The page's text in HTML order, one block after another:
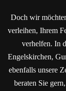
Doch wir
verleihen, Ihrem
verhelfen. In
Engelskirchen,
ebenfalls unsere
beraten Sie